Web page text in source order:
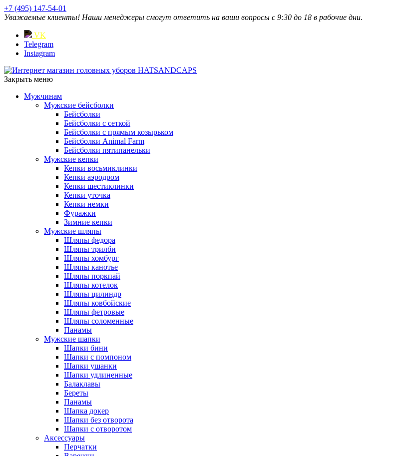
+7 (495) 147-54-01
Уважаемые клиенты! Наши менеджеры смогут ответить на ваши вопросы с 9:30 до 18 в рабочие дни.
VK
Telegram
Instagram
Закрыть меню
Мужчинам
Мужские бейсболки
Бейсболки
Бейсболки с сеткой
Бейсболки с прямым козырьком
Бейсболки Animal Farm
Бейсболки пятипанельки
Мужские кепки
Кепки восьмиклинки
Кепки аэродром
Кепки шестиклинки
Кепки уточка
Кепки немки
Фуражки
Зимние кепки
Мужские шляпы
Шляпы федора
Шляпы трилби
Шляпы хомбург
Шляпы канотье
Шляпы поркпай
Шляпы котелок
Шляпы цилиндр
Шляпы ковбойские
Шляпы фетровые
Шляпы соломенные
Панамы
Мужские шапки
Шапки бини
Шапки с помпоном
Шапки ушанки
Шапки удлиненные
Балаклавы
Береты
Панамы
Шапка докер
Шапки без отворота
Шапки с отворотом
Аксессуары
Перчатки